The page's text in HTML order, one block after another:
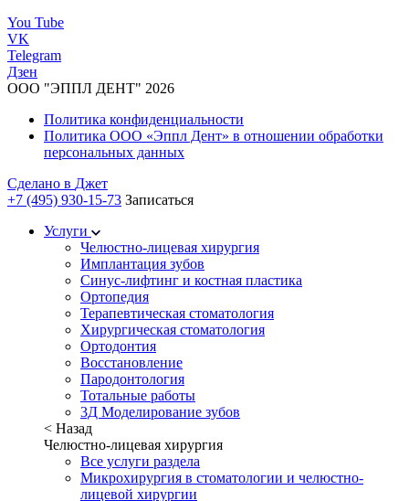
You Tube
VK
Telegram
Дзен
ООО "ЭППЛ ДЕНТ" 2026
Политика конфиденциальности
Политика ООО «Эппл Дент» в отношении обработки
персональных данных
Сделано в Джет
+7 (495) 930-15-73 Записаться
Услуги
Челюстно-лицевая хирургия
Имплантация зубов
Синус-лифтинг и костная пластика
Ортопедия
Терапевтическая стоматология
Хирургическая стоматология
Ортодонтия
Восстановление
Пародонтология
Тотальные работы
3Д Моделирование зубов
< Назад
Челюстно-лицевая хирургия
Все услуги раздела
Микрохирургия в стоматологии и челюстно-
лицевой хирургии